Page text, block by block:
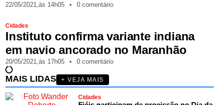
22/05/2021,às 14h05 • 0 comentário
Cidades
Instituto confirma variante indiana
em navio ancorado no Maranhão
20/05/2021,às 17h05 • 0 comentário
MAIS LIDAS + VEJA MAIS
Cidades